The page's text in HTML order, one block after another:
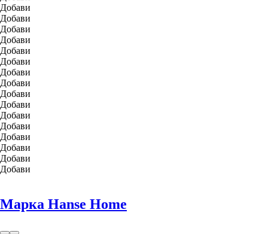
Добави
Добави
Добави
Добави
Добави
Добави
Добави
Добави
Добави
Добави
Добави
Добави
Добави
Добави
Добави
Добави
Марка Hanse Home